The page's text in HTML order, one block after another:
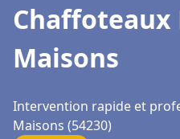
Chaffoteaux
Maisons
Intervention rapide et
Maisons (54230)